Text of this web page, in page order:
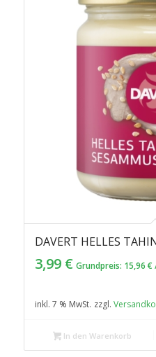
DAVERT HELLES
3,99 € Grundpreis: 15,96 €
inkl. 7 % MwSt. zzgl.
In den Warenkorb